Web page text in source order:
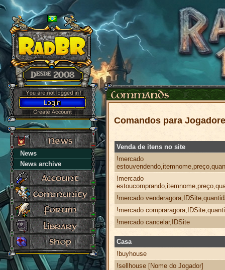
News
News archive
Comandos para
Venda de itens no site
!mercado
!mercado
!mercado
!mercado
!mercado cancelar,IDSite
Casa
!buyhouse
!sellhouse [Nome do Jogador]